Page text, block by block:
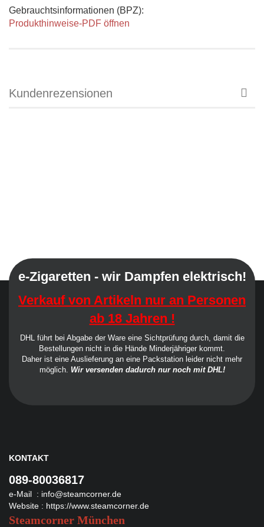
Gebrauchtsinformationen (BPZ):
Produkthinweise-PDF öffnen
Kundenrezensionen
e-Zigaretten - wir Dampfen elektrisch!
Verkauf von Artikeln nur an Personen
ab 18 Jahren !
DHL führt bei Abgabe der Ware eine Sichtprüfung durch, damit die
Bestellungen nicht in die Hände Minderjähriger kommt.
Daher ist eine Auslieferung an eine Packstation leider nicht mehr
möglich. Wir versenden dadurch nur noch mit DHL!
KONTAKT
089-80036817
e-Mail : info@steamcorner.de
Website : https://www.steamcorner.de
Steamcorner München